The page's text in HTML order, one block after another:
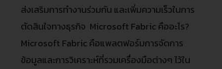
ส่งเสริมการทำงานร่วมกัน และเพิ่มความเร็วในการ
ตัดสินใจทางธุรกิจ Microsoft Fabric คืออะไร?
Microsoft Fabric คือแพลตฟอร์มการจัดการ
ข้อมูลและการวิเคราะห์ที่รวมเครื่องมือต่างๆ ไว้ใน